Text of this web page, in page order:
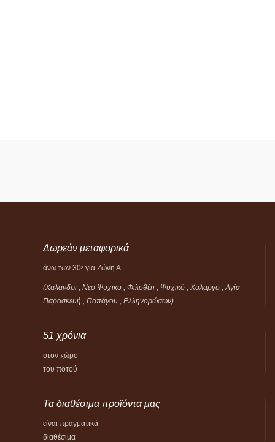
Δωρεάν μεταφορικά
άνω των 30ε για Ζώνη Α
(Χαλανδρι , Νεο Ψυχικο , Φιλοθέη , Ψυχικό , Χολαργο , Αγία
Παρασκευή , Παπάγου , Ελληνορώσων)
51 χρόνια
στον χώρο
του ποτού
Τα διαθέσιμα προϊόντα μας
είναι πραγματικά
διαθέσιμα